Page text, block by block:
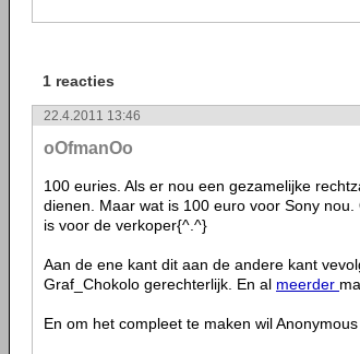
1 reacties
22.4.2011 13:46
oOfmanOo
100 euries. Als er nou een gezamelijke
dienen. Maar wat is 100 euro voor Sony
is voor de verkoper{^.^}
Aan de ene kant dit aan de andere kant
Graf_Chokolo gerechterlijk. En al meerder
En om het compleet te maken wil